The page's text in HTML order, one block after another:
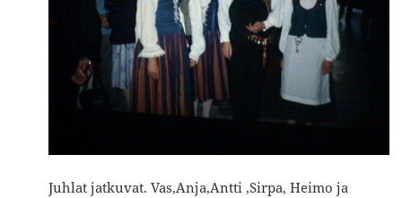
Juhlat jatkuvat. Vas,Anja,Antti ,Sirpa, Heimo ja